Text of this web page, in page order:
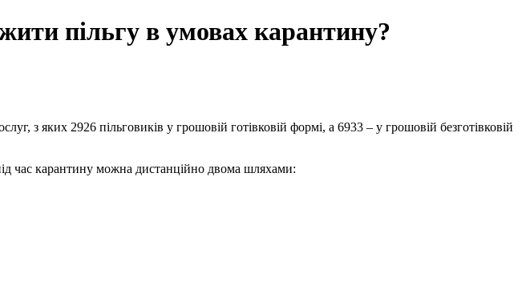
пільгу в умовах карантину?
з яких 2926 пільговиків у грошовій готівковій формі, а 6933 – у грошовій безготівковій
час карантину можна дистанційно двома шляхами: